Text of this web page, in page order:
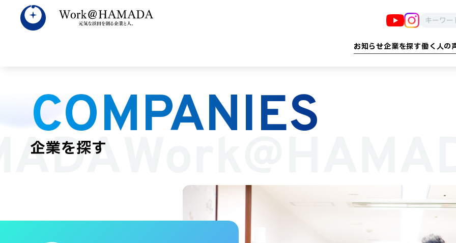
お知らせ企業を探す
すべて 広告・印刷・情報建設・設備・ 設計
働く人の
数字で見る 子育て・教育医療・福祉防犯・防災
COMPANIES
企業を探す